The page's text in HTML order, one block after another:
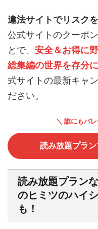
違法サイトでリスク
公式サイトのクーポ
とで、 安全＆お得に
総集編の世界を存分
式サイトの最新キャ
ださい。
＼ 誰にもバ
読み放題プラ
読み放題プラン
のヒミツのハイ
も！